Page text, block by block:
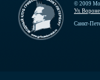
© 2009
Ул.
Санкт-